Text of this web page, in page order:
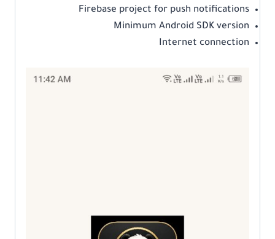
Firebase project for push notifications
Minimum Android SDK version
Internet connection